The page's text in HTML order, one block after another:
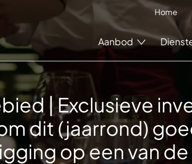
Home
Aanbod
| Exclusieve
dit (jaarrond)
op een van